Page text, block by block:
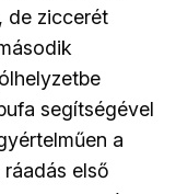
de ziccerét
segítségével
a
első